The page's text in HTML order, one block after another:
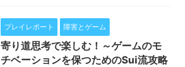
プレイレポート 障害とゲーム
寄り道思考で楽しむ！～ゲームのモ
チベーションを保つためのSui流攻略